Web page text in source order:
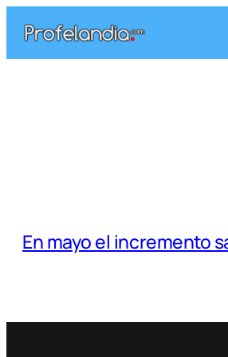
contenido
En mayo el incremento